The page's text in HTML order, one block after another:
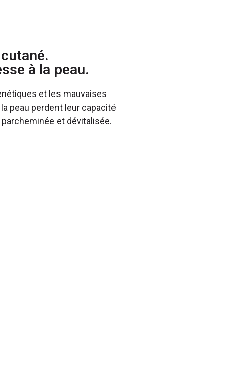
à la peau.
et les mauvaises
peau perdent leur capacité
et dévitalisée.